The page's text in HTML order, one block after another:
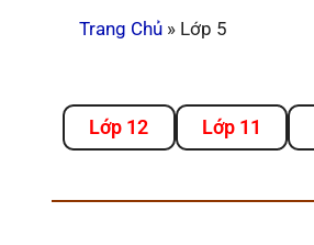
Trang Chủ » Lớp 5
Lớp 12 Lớp 11